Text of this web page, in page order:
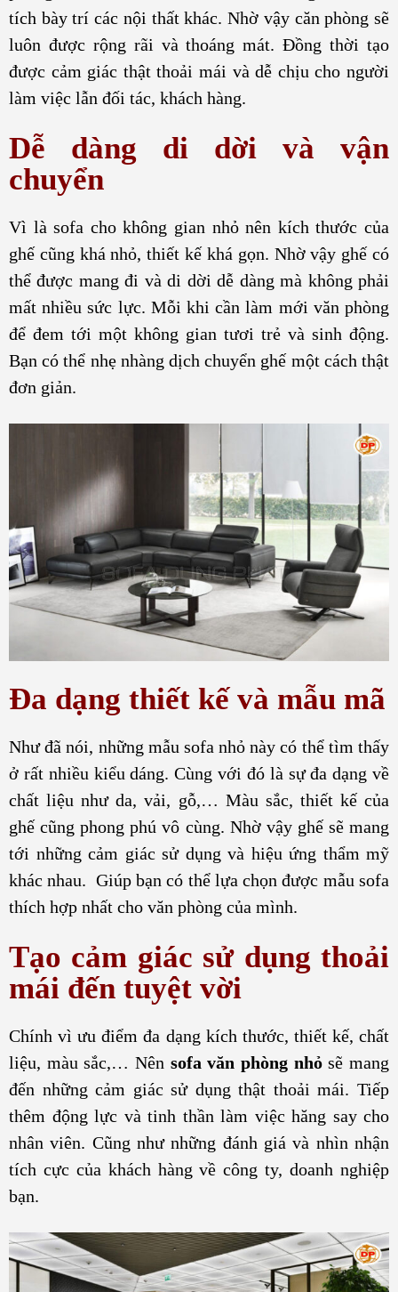
tích bày trí các nội thất khác. Nhờ vậy căn phòng sẽ
luôn được rộng rãi và thoáng mát. Đồng thời tạo
được cảm giác thật thoải mái và dễ chịu cho người
làm việc lẫn đối tác, khách hàng.
Dễ dàng di dời và vận
chuyển
Vì là sofa cho không gian nhỏ nên kích thước của
ghế cũng khá nhỏ, thiết kế khá gọn. Nhờ vậy ghế có
thể được mang đi và di dời dễ dàng mà không phải
mất nhiều sức lực. Mỗi khi cần làm mới văn phòng
để đem tới một không gian tươi trẻ và sinh động.
Bạn có thể nhẹ nhàng dịch chuyển ghế một cách thật
đơn giản.
Đa dạng thiết kế và mẫu mã
Như đã nói, những mẫu sofa nhỏ này có thể tìm thấy
ở rất nhiều kiểu dáng. Cùng với đó là sự đa dạng về
chất liệu như da, vải, gỗ,… Màu sắc, thiết kế của
ghế cũng phong phú vô cùng. Nhờ vậy ghế sẽ mang
tới những cảm giác sử dụng và hiệu ứng thẩm mỹ
khác nhau. Giúp bạn có thể lựa chọn được mẫu sofa
thích hợp nhất cho văn phòng của mình.
Tạo cảm giác sử dụng thoải
mái đến tuyệt vời
Chính vì ưu điểm đa dạng kích thước, thiết kế, chất
liệu, màu sắc,… Nên sofa văn phòng nhỏsẽ mang
đến những cảm giác sử dụng thật thoải mái. Tiếp
thêm động lực và tinh thần làm việc hăng say cho
nhân viên. Cũng như những đánh giá và nhìn nhận
tích cực của khách hàng về công ty, doanh nghiệp
bạn.